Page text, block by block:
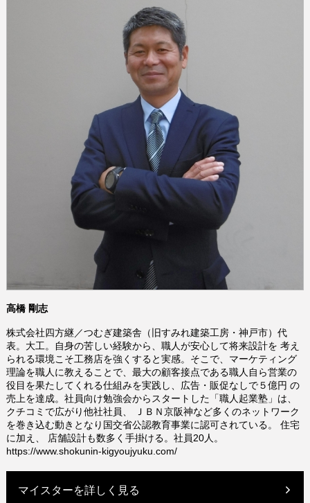
高橋 剛志
株式会社四方継／つむぎ建築舎（旧すみれ建築工房・神戸市）代
表。大工。自身の苦しい経験から、職人が安心して将来設計を 考え
られる環境こそ工務店を強くすると実感。そこで、マーケティング
理論を職人に教えることで、最大の顧客接点である職人自ら営業の
役目を果たしてくれる仕組みを実践し、広告・販促なしで５億円 の
売上を達成。社員向け勉強会からスタートした「職人起業塾」は、
クチコミで広がり他社社員、 ＪＢＮ京阪神など多くのネットワーク
を巻き込む動きとなり国交省公認教育事業に認可されている。 住宅
に加え、 店舗設計も数多く手掛ける。社員20人。
https://www.shokunin-kigyoujyuku.com/
マイスターを詳しく見る